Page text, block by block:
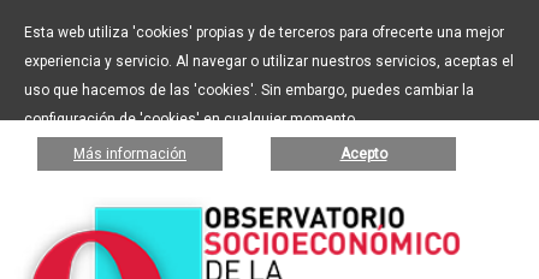
Esta web utiliza 'cookies' propias y de terceros para ofrecerte una mejor
experiencia y servicio. Al navegar o utilizar nuestros servicios, aceptas el
uso que hacemos de las 'cookies'. Sin embargo, puedes cambiar la
configuración de 'cookies' en cualquier momento.
Más información Acepto